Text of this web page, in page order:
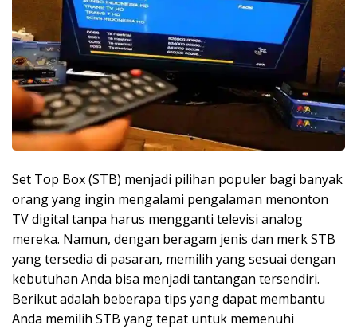
Set Top Box (STB) menjadi pilihan populer bagi banyak
orang yang ingin mengalami pengalaman menonton
TV digital tanpa harus mengganti televisi analog
mereka. Namun, dengan beragam jenis dan merk STB
yang tersedia di pasaran, memilih yang sesuai dengan
kebutuhan Anda bisa menjadi tantangan tersendiri.
Berikut adalah beberapa tips yang dapat membantu
Anda memilih STB yang tepat untuk memenuhi